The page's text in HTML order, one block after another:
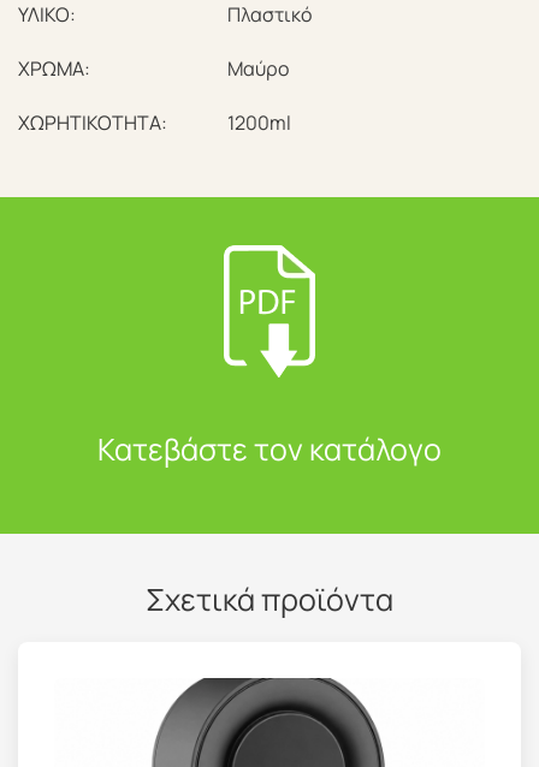
ΥΛΙΚΟ: Πλαστικό
ΧΡΩΜΑ: Μαύρο
ΧΩΡΗΤΙΚΟΤΗΤΑ: 1200ml
Κατεβάστε τον κατάλογο
Σχετικά προϊόντα